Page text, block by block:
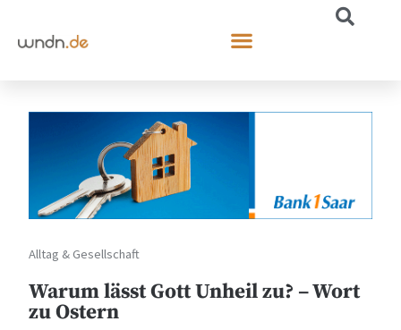
Alltag & Gesellschaft
Warum lässt Gott Unheil zu? – Wort
zu Ostern